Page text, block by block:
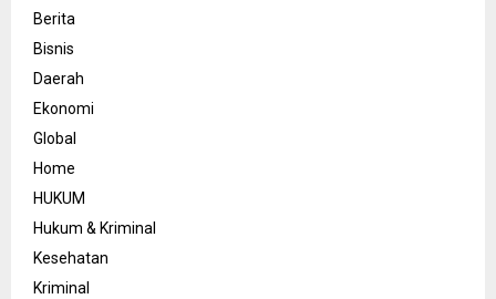
Berita
Bisnis
Daerah
Ekonomi
Global
Home
HUKUM
Hukum & Kriminal
Kesehatan
Kriminal